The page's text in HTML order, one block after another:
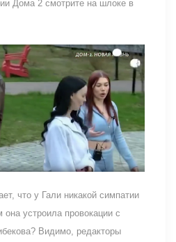
Дома 2 смотрите на шлоке в
что у Гали никакой симпатии
она устроила провокации с
Видимо, редакторы